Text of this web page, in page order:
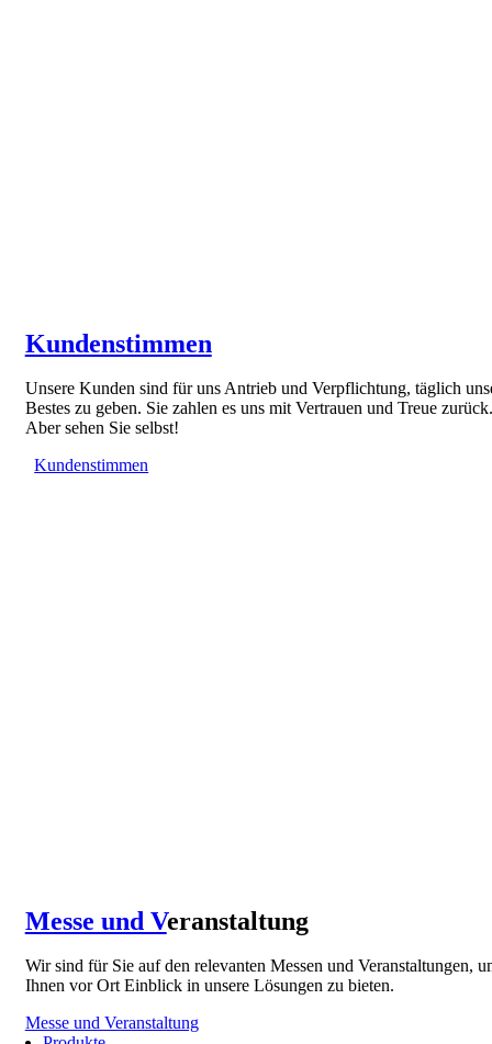
Kundenstimmen
Unsere Kunden sind für uns Antrieb und Verpflichtung, täglich
Bestes zu geben. Sie zahlen es uns mit Vertrauen und Treue zurück.
Aber sehen Sie selbst!
Kundenstimmen
Messe und Veranstaltung
Wir sind für Sie auf den relevanten Messen und Veranstaltungen,
Ihnen vor Ort Einblick in unsere Lösungen zu bieten.
Messe und Veranstaltung